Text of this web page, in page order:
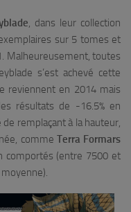
, dans leur collection
sur 5 tomes et
Malheureusement, toutes
s’est achevé cette
reviennent en 2014 mais
résultats de -16.5% en
de remplaçant à la hauteur,
comme Terra Formars
comportés (entre 7500 et